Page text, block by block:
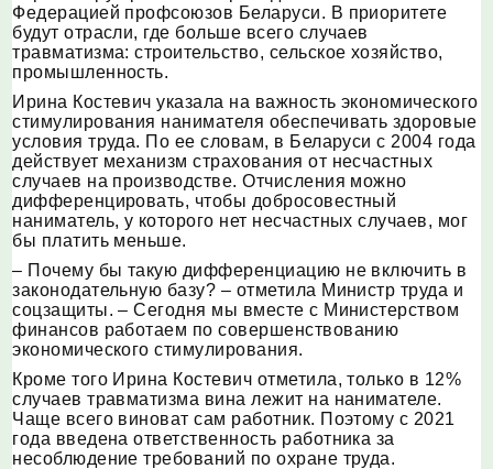
Федерацией профсоюзов Беларуси. В приоритете
будут отрасли, где больше всего случаев
травматизма: строительство, сельское хозяйство,
промышленность.
Ирина Костевич указала на важность экономического
стимулирования нанимателя обеспечивать здоровые
условия труда. По ее словам, в Беларуси с 2004 года
действует механизм страхования от несчастных
случаев на производстве. Отчисления можно
дифференцировать, чтобы добросовестный
наниматель, у которого нет несчастных случаев, мог
бы платить меньше.
– Почему бы такую дифференциацию не включить в
законодательную базу? – отметила Министр труда и
соцзащиты. – Сегодня мы вместе с Министерством
финансов работаем по совершенствованию
экономического стимулирования.
Кроме того Ирина Костевич отметила, только в 12%
случаев травматизма вина лежит на нанимателе.
Чаще всего виноват сам работник. Поэтому с 2021
года введена ответственность работника за
несоблюдение требований по охране труда.